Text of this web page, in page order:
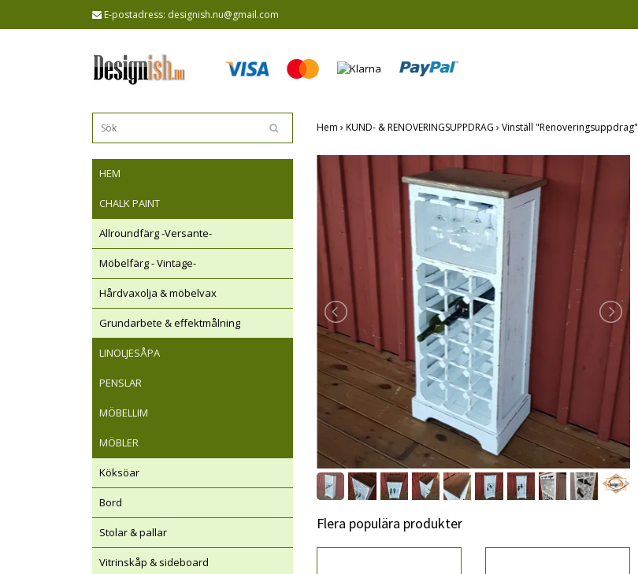
E-postadress: designish.nu@gmail.com
HEM
CHALK PAINT
Allroundfärg -Versante-
Möbelfärg - Vintage-
Hårdvaxolja & möbelvax
Grundarbete & effektmålning
LINOLJESÅPA
PENSLAR
MÖBELLIM
MÖBLER
Köksöar
Bord
Stolar & pallar
Vitrinskåp & sideboard
Hem › KUND- & RENOVERINGSUPPDRAG › Vinställ "Renoveringsuppdrag"
Flera populära produkter